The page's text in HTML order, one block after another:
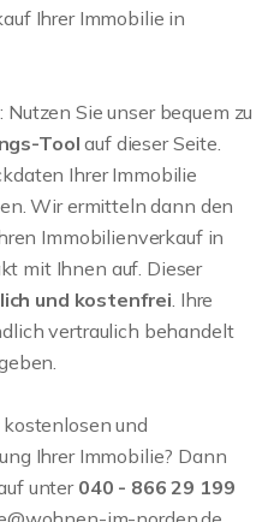
Ihrer Immobilie in
Sie unser bequem zu
Tool auf dieser Seite.
Ihrer Immobilie
Wir ermitteln dann den
Immobilienverkauf in
mit Ihnen auf. Dieser
und kostenfrei. Ihre
vertraulich behandelt
kostenlosen und
Ihrer Immobilie? Dann
unter 040 - 866 29 199